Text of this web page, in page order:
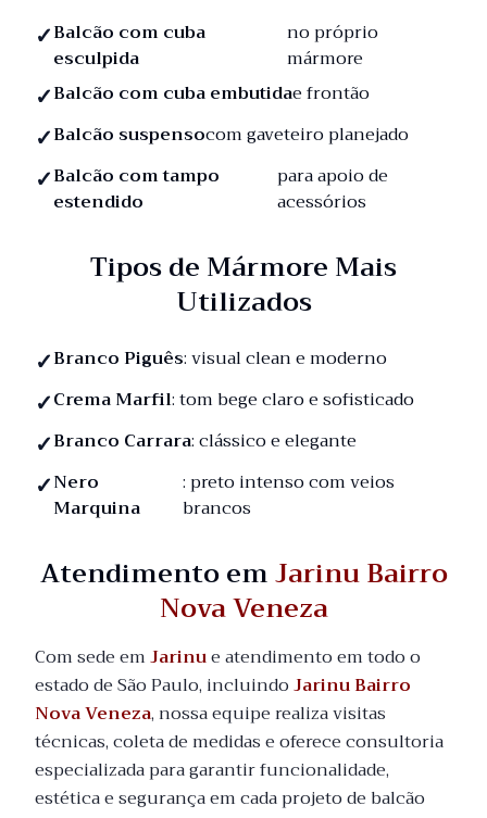
Balcão com cuba
esculpida
no próprio
mármore
Balcão com cuba embutidae frontão
Balcão suspensocom gaveteiro planejado
Balcão com tampo
estendido
para apoio de
acessórios
Tipos de Mármore Mais
Utilizados
Branco Piguês: visual clean e moderno
Crema Marfil: tom bege claro e sofisticado
Branco Carrara: clássico e elegante
Nero
Marquina
: preto intenso com veios
brancos
Atendimento emJarinu Bairro
Nova Veneza
Com sede emJarinue atendimento em todo o
estado de São Paulo, incluindoJarinu Bairro
Nova Veneza, nossa equipe realiza visitas
técnicas, coleta de medidas e oferece consultoria
especializada para garantir funcionalidade,
estética e segurança em cada projeto de balcão